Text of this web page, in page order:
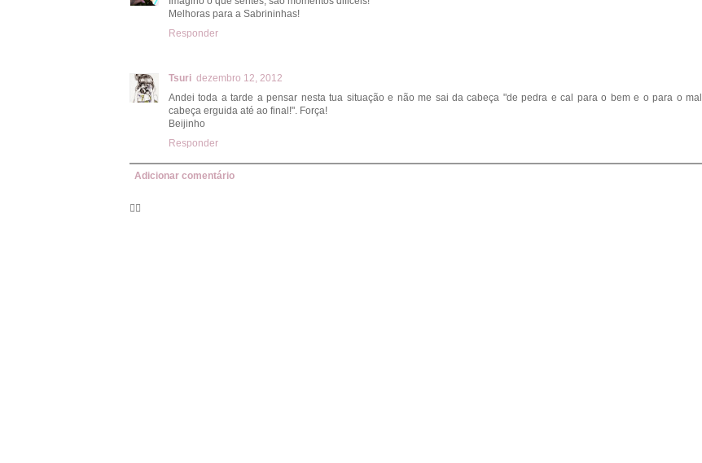
Melhoras para a Sabrininhas!
Responder
Tsuri dezembro 12, 2012
Andei toda a tarde a pensar nesta tua situação e não me sai da cabeça "de pedra e cal para o bem e o para o mal,
cabeça erguida até ao final!". Força!
Beijinho
Responder
Adicionar comentário
🦸‍♀️